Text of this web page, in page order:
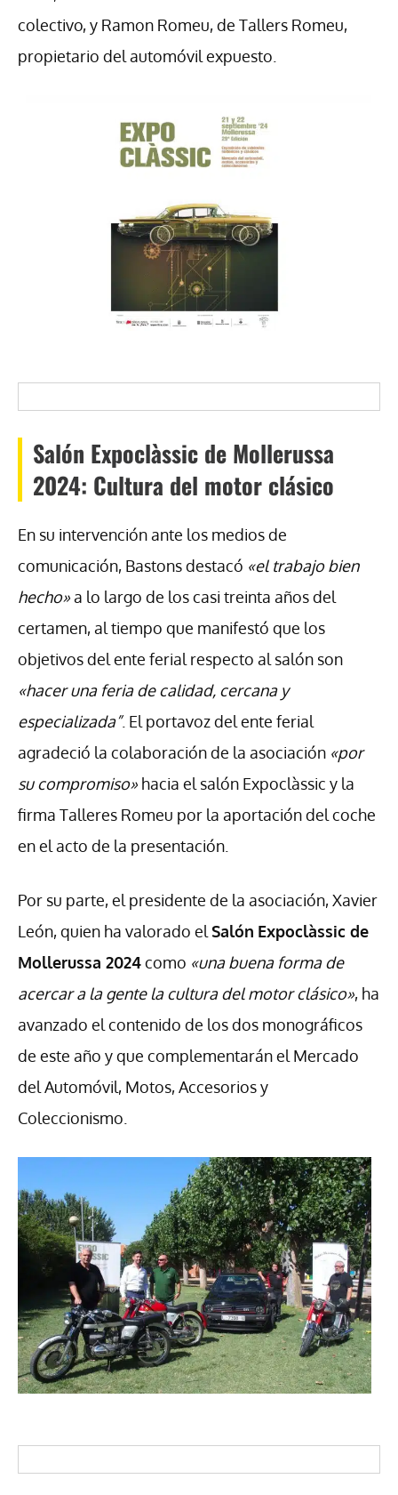
colectivo, y Ramon Romeu, de Tallers Romeu,
propietario del automóvil expuesto.
Salón Expoclàssic de Mollerussa
2024: Cultura del motor clásico
En su intervención ante los medios de
comunicación, Bastons destacó «el trabajo bien
hecho»a lo largo de los casi treinta años del
certamen, al tiempo que manifestó que los
objetivos del ente ferial respecto al salón son
«hacer una feria de calidad, cercana y
especializada”. El portavoz del ente ferial
agradeció la colaboración de la asociación «por
su compromiso» hacia el salón Expoclàssic y la
firma Talleres Romeu por la aportación del coche
en el acto de la presentación.
Por su parte, el presidente de la asociación, Xavier
León, quien ha valorado el Salón Expoclàssic de
Mollerussa 2024como «una buena forma de
acercar a la gente la cultura del motor clásico», ha
avanzado el contenido de los dos monográficos
de este año y que complementarán el Mercado
del Automóvil, Motos, Accesorios y
Coleccionismo.